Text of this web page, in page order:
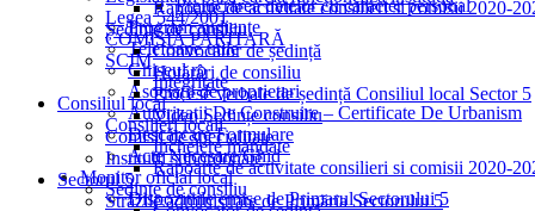
Prelucrarea datelor cu caracter personal
Program audiențe
Telefoane utile
Ghișeul.ro
Asociații de proprietari
Autorizații De Construire – Certificate De Urbanism
Descărcare Formulare
Acte Necesare/Ghid
Monitor oficial local
Dispozitiile emise de Primarul Sectorului 5
Rapoarte de activitate consilieri si comisii 2020-
Ședințe de consiliu
Convocator de ședință
Hotărâri de consiliu
Procese verbale de ședință Consiliul local Sector 5
Video Ședințe consiliu
Comisii de specialitate
Institutii subordonate
Sectorul 5
Străzile administrate de Primăria Sectorului 5
Legea 544/2001
COMISIA PARITARĂ
SCIM
Integritate
Consiliul local
Consilieri locali
Incheiere mandate
Rapoarte de activitate consilieri si comisii 2020-
Ședințe de consiliu